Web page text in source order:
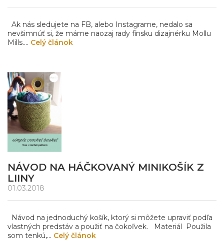
Ak nás sledujete na FB, alebo Instagrame, nedalo sa
nevšimnúť si, že máme naozaj rady fínsku dizajnérku Mollu
Mills.... Celý článok
NÁVOD NA HÁČKOVANÝ MINIKOŠÍK Z
LIINY
01.03.2018
Návod na jednoduchý košík, ktorý si môžete upraviť podľa
vlastných predstáv a použiť na čokoľvek. Materiál Použila
som tenkú,... Celý článok